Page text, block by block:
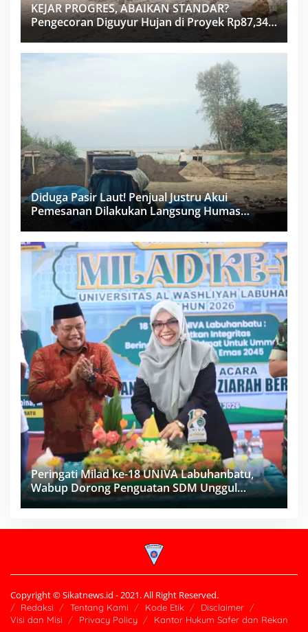
KEJAR PROGRES, ABAIKAN STANDAR?
Pengecoran Diguyur Hujan di Proyek Rp87,34
Miliar Sukma Nias, Konsultan, Pengawas dan
PPK Bungkam
Diduga Pasir Laut! Penjual Justru Akui
Pemesanan Dilakukan Langsung Humas
Peringati Milad ke-18 UNIVA Labuhanbatu,
Wabup Dorong Penguatan SDM Unggul
Menuju Indonesia Emas 2045
Copyright © Sikatnews.id - 2021. All Right Reserved.
Redaksi Tentang Kami Kode Etik
Disclaimer
Visi dan Misi
Privacy Policy Kantor Hukum Safer dan Rekan